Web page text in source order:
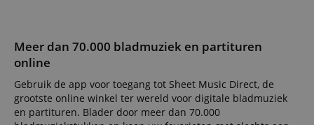
Meer dan 70.000 bladmuziek en partituren
online
Gebruik de app voor toegang tot Sheet Music Direct, de
grootste online winkel ter wereld voor digitale bladmuziek
en partituren. Blader door meer dan 70.000